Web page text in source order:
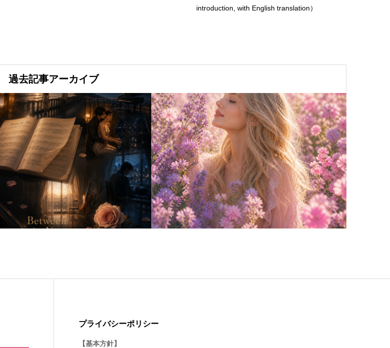
introduction, with English translation）
過去記事アーカイブ
プライバシーポリシー
【基本方針】